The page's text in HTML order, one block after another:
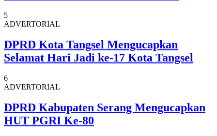
5
ADVERTORIAL
DPRD Kota Tangsel Mengucapkan
Selamat Hari Jadi ke-17 Kota Tangsel
6
ADVERTORIAL
DPRD Kabupaten Serang Mengucapkan
HUT PGRI Ke-80